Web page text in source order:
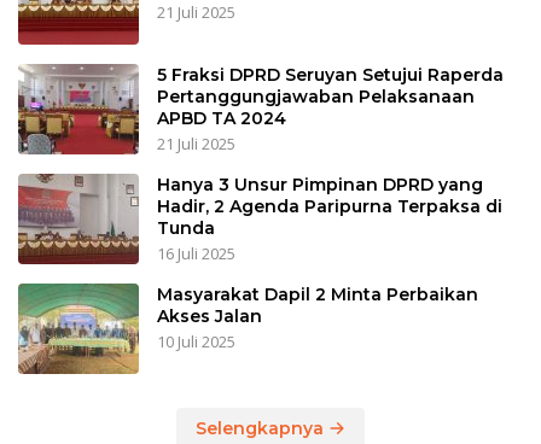
21 Juli 2025
5 Fraksi DPRD Seruyan Setujui Raperda
Pertanggungjawaban Pelaksanaan
APBD TA 2024
21 Juli 2025
Hanya 3 Unsur Pimpinan DPRD yang
Hadir, 2 Agenda Paripurna Terpaksa di
Tunda
16 Juli 2025
Masyarakat Dapil 2 Minta Perbaikan
Akses Jalan
10 Juli 2025
Selengkapnya